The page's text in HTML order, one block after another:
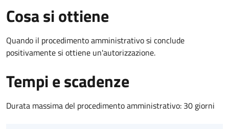
Cosa si ottiene
Quando il procedimento amministrativo si conclude
positivamente si ottiene un'autorizzazione.
Tempi e scadenze
Durata massima del procedimento amministrativo: 30 giorni